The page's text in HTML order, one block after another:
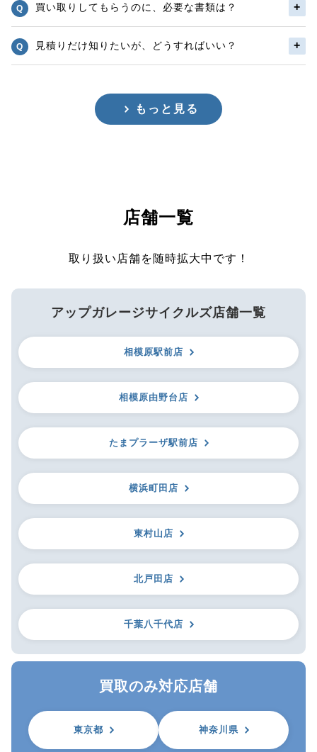
買い取りしてもらうのに、必要な書類は？
見積りだけ知りたいが、どうすればいい？
もっと見る
店舗一覧
取り扱い店舗を随時拡大中です！
アップガレージサイクルズ店舗一覧
相模原駅前店
相模原由野台店
たまプラーザ駅前店
横浜町田店
東村山店
北戸田店
千葉八千代店
買取のみ対応店舗
東京都 神奈川県